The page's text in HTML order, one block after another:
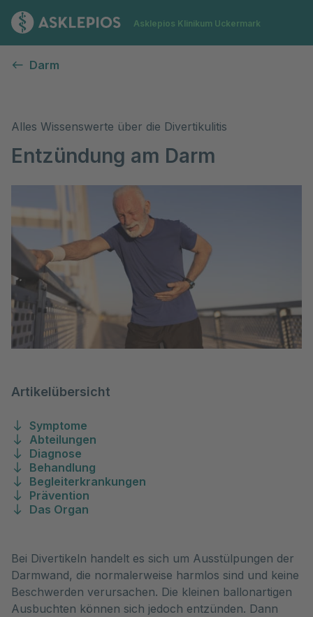
Zur Startseite
Asklepios Klinikum Uckermark
Darm
Alles Wissenswerte über die Divertikulitis
Entzündung am Darm
Artikelübersicht
Symptome
Abteilungen
Diagnose
Behandlung
Begleiterkrankungen
Prävention
Das Organ
Bei Divertikeln handelt es sich um Ausstülpungen der
Darmwand, die normalerweise harmlos sind und keine
Beschwerden verursachen. Die kleinen ballonartigen
Ausbuchten können sich jedoch entzünden. Dann